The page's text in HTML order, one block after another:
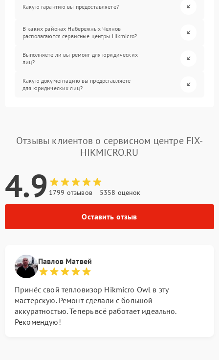
Какую гарантию вы предоставляете?
В каких районах Набережных Челнов
располагаются сервисные центры Hikmicro?
Выполняете ли вы ремонт для юридических
лиц?
Какую документацию вы предоставляете
для юридических лиц?
Отзывы клиентов о сервисном центре FIX-
HIKMICRO.RU
4.9 1799 отзывов 5358 оценок
Оставить отзыв
Павлов Матвей
Принёс свой тепловизор Hikmicro Owl в эту
мастерскую. Ремонт сделали с большой
аккуратностью. Теперь всё работает идеально.
Рекомендую!